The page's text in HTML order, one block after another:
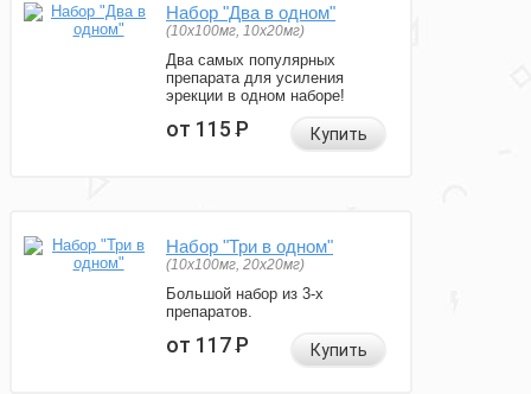
Набор "Два в одном"
(10x100мг, 10x20мг)
Два самых популярных
препарата для усиления
эрекции в одном наборе!
от 115Р Купить
Набор "Три в одном"
(10x100мг, 20x20мг)
Большой набор из 3-х
препаратов.
от 117Р Купить